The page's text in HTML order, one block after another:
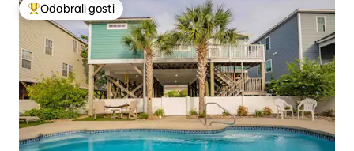
Među najviše rangiranima s oznakom „Odabrali gosti”
Odabrali gosti